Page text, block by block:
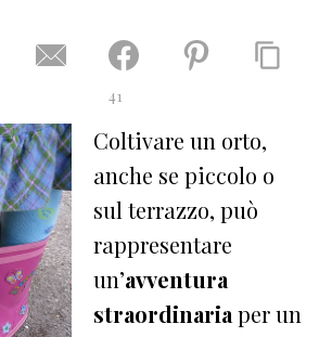
41
Coltivare un orto,
anche se piccolo o
sul terrazzo, può
rappresentare
un’avventura
straordinaria per un